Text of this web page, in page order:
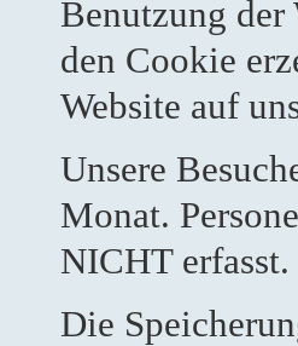
Benutzung der
den Cookie
Website auf
Unsere
Monat.
NICHT erfasst.
Die